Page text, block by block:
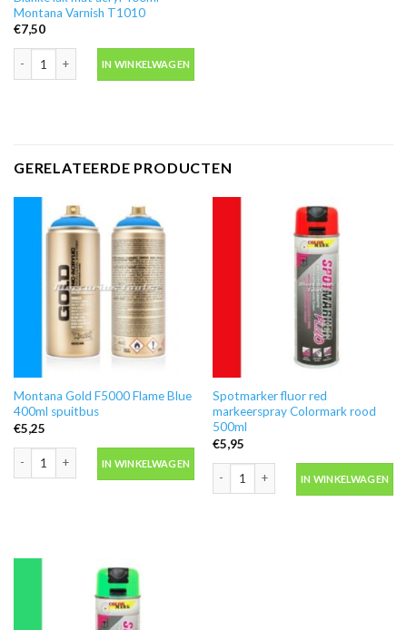
Montana Varnish T1010
€7,50
IN WINKELWAGEN
GERELATEERDE PRODUCTEN
Montana Gold F5000 Flame Blue
400ml spuitbus
€5,25
IN WINKELWAGEN
Spotmarker fluor red
markeerspray Colormark rood
500ml
€5,95
IN WINKELWAGEN